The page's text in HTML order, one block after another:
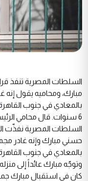
السلطات المصرية تنفذ
مبارك، ومحاميه يقول
بالمعادي في جنوب القاهرة
6 سنوات. قال محامي
السلطات المصرية نفذّت
حسني مبارك وإنه غادر
وتوجّه مبارك عائداً إلى
كان في استقبال مبارك